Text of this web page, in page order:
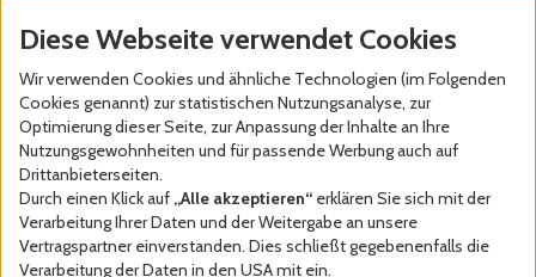
Diese Webseite verwendet Cookies
Wir verwenden Cookies und ähnliche Technologien (im Folgenden
Cookies genannt) zur statistischen Nutzungsanalyse, zur
Optimierung dieser Seite, zur Anpassung der Inhalte an Ihre
Nutzungsgewohnheiten und für passende Werbung auch auf
Drittanbieterseiten.
Durch einen Klick auf „Alle akzeptieren“ erklären Sie sich mit der
Verarbeitung Ihrer Daten und der Weitergabe an unsere
Vertragspartner einverstanden. Dies schließt gegebenenfalls die
Verarbeitung der Daten in den USA mit ein.